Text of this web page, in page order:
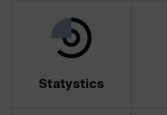
Statystics